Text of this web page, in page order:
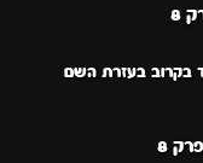
על זה נעלה את פרקים 9-10 ביחד בקרוב בעזרת השם